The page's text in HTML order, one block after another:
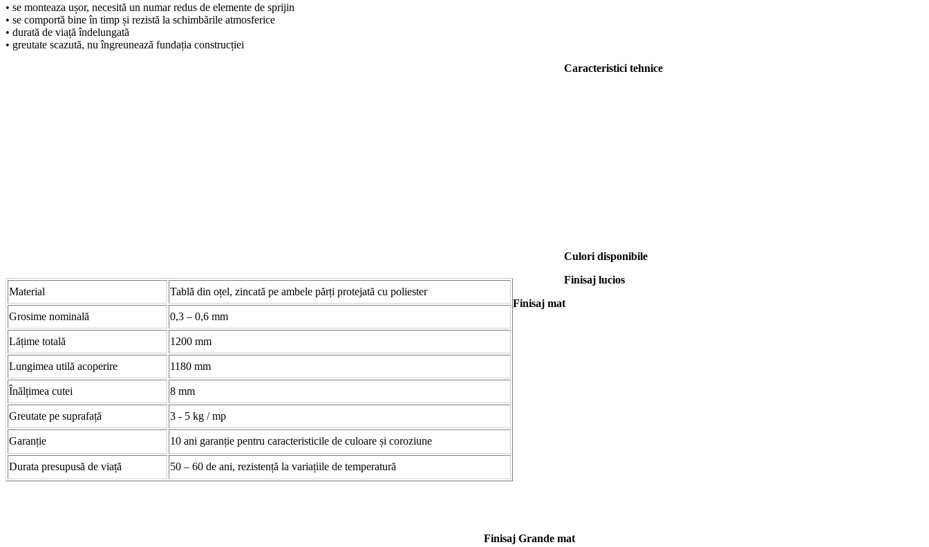
• se monteaza ușor, necesită un numar redus de elemente de sprijin
• se comportă bine în timp și rezistă la schimbările atmosferice
• durată de viață îndelungată
• greutate scazută, nu îngreunează fundația construcției
Caracteristici tehnice
Material Tablă din oțel, zincată pe ambele părți protejată cu poliester
Grosime nominală 0,3 – 0,6 mm
Lățime totală 1200 mm
Lungimea utilă acoperire 1180 mm
Înălțimea cutei 8 mm
Greutate pe suprafață 3 - 5 kg / mp
Garanție 10 ani garanție pentru caracteristicile de culoare și coroziune
Durata presupusă de viață 50 – 60 de ani, rezistență la variațiile de temperatură
Culori disponibile
Finisaj lucios
Finisaj mat
Finisaj Grande mat